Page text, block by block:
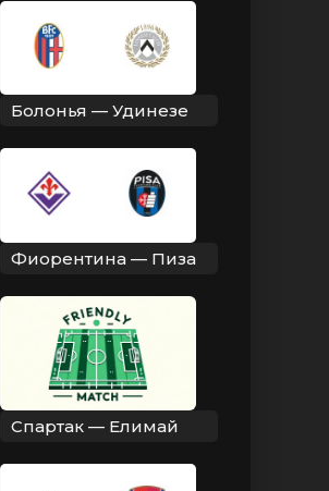
Болонья — Удинезе
Фиорентина — Пиза
Спартак — Елимай